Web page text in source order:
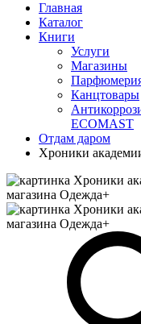
Главная
Каталог
Книги
Услуги
Магазины
Канцтовары
ECOMAST
Отдам даром
Хроники